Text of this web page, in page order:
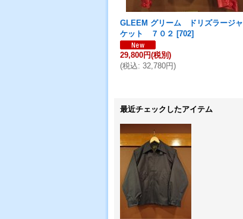
GLEEM グリーム ドリズラージャ
ケット ７０２ [702]
29,800円(税別)
(税込: 32,780円)
最近チェックしたアイテム